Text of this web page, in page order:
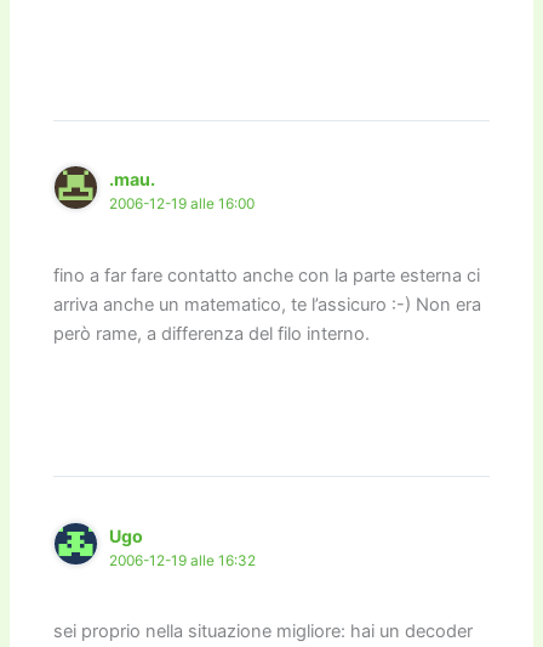
.mau.
2006-12-19 alle 16:00
fino a far fare contatto anche con la parte esterna ci
arriva anche un matematico, te l’assicuro :-) Non era
però rame, a differenza del filo interno.
Ugo
2006-12-19 alle 16:32
sei proprio nella situazione migliore: hai un decoder